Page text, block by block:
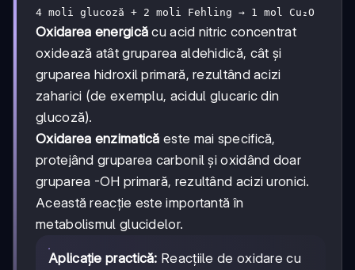
4 moli glucoză + 2 moli Fehling → 1 mol Cu₂O
Oxidarea energică cu acid nitric concentrat
oxidează atât gruparea aldehidică, cât și
gruparea hidroxil primară, rezultând acizi
zaharici (de exemplu, acidul glucaric din
glucoză).
Oxidarea enzimatică este mai specifică,
protejând gruparea carbonil și oxidând doar
gruparea -OH primară, rezultând acizi uronici.
Această reacție este importantă în
metabolismul glucidelor.
Aplicație practică: Reacțiile de oxidare cu